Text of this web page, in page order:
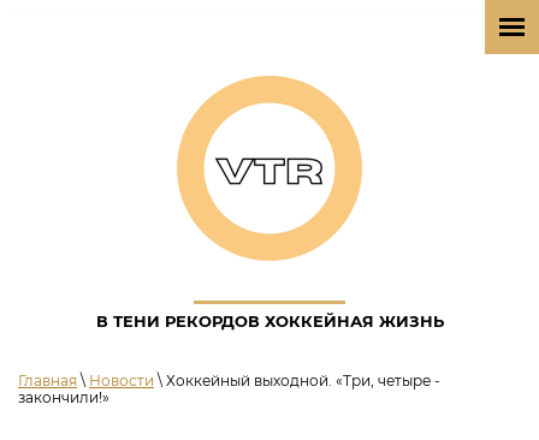
В ТЕНИ РЕКОРДОВ ХОККЕЙНАЯ ЖИЗНЬ
Главная \ Новости \ Хоккейный выходной. «Три, четыре -
закончили!»